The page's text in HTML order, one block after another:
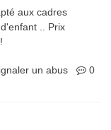
aux cadres
.. Prix
un abus 0